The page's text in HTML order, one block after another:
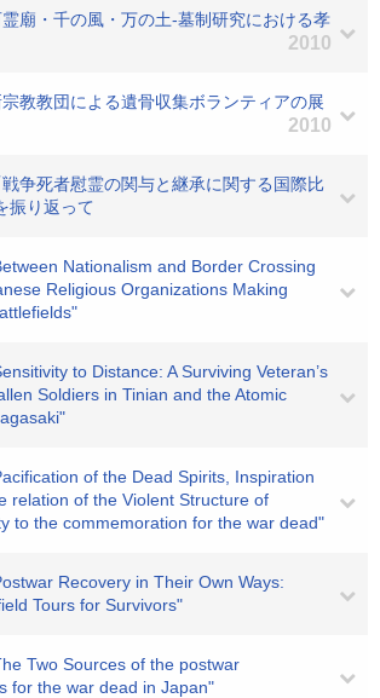
廟・千の風・万の土-墓制研究における孝
2010
教教団による遺骨収集ボランティアの展
2010
争死者慰霊の関与と継承に関する国際比
振り返って
Nationalism and Border Crossing
Religious Organizations Making
to Distance: A Surviving Veteran’s
Soldiers in Tinian and the Atomic
of the Dead Spirits, Inspiration
relation of the Violent Structure of
to the commemoration for the war dead"
Recovery in Their Own Ways:
Tours for Survivors"
Two Sources of the postwar
for the war dead in Japan"